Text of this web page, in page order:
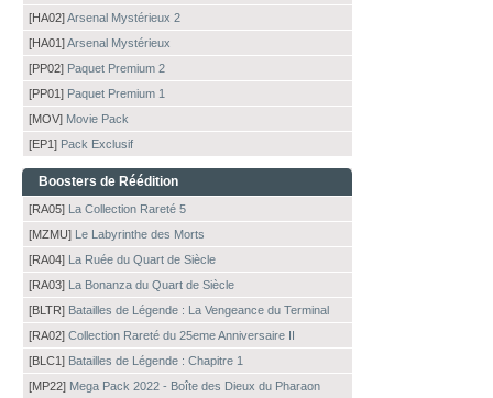
[HA02]Arsenal Mystérieux 2
[HA01]Arsenal Mystérieux
[PP02] Paquet Premium 2
[PP01] Paquet Premium 1
[MOV] Movie Pack
[EP1] Pack Exclusif
Boosters de Réédition
[RA05] La Collection Rareté 5
[MZMU] Le Labyrinthe des Morts
[RA04] La Ruée du Quart de Siècle
[RA03] La Bonanza du Quart de Siècle
[BLTR] Batailles de Légende : La Vengeance du Terminal
[RA02] Collection Rareté du 25eme Anniversaire II
[BLC1] Batailles de Légende : Chapitre 1
[MP22] Mega Pack 2022 - Boîte des Dieux du Pharaon